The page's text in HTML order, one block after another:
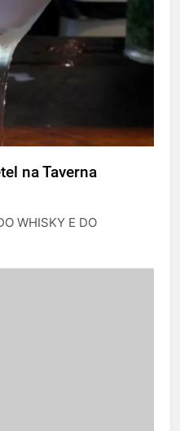
na Taverna
WHISKY E DO